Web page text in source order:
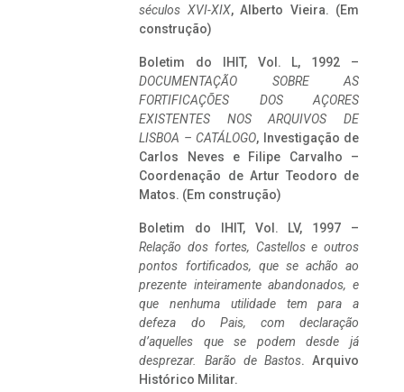
séculos XVI-XIX, Alberto Vieira. (Em
construção)
Boletim do IHIT, Vol. L, 1992 –
DOCUMENTAÇÃO SOBRE AS
FORTIFICAÇÕES DOS AÇORES
EXISTENTES NOS ARQUIVOS DE
LISBOA – CATÁLOGO, Investigação de
Carlos Neves e Filipe Carvalho –
Coordenação de Artur Teodoro de
Matos. (Em construção)
Boletim do IHIT, Vol. LV, 1997 –
Relação dos fortes, Castellos e outros
pontos fortificados, que se achão ao
prezente inteiramente abandonados, e
que nenhuma utilidade tem para a
defeza do Pais, com declaração
d’aquelles que se podem desde já
desprezar. Barão de Bastos. Arquivo
Histórico Militar.